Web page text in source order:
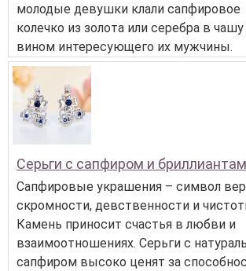
молодые девушки клали сапфировое
колечко из золота или серебра в чашу
вином интересующего их мужчины.
Серьги с сапфиром и
Сапфировые украшения – символ
скромности, девственности и
Камень приносит счастья в любви и
взаимоотношениях. Серьги с
сапфиром высоко ценят за